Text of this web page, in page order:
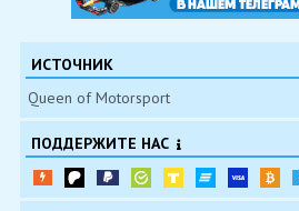
ИСТОЧНИК
Queen of Motorsport
ПОДДЕРЖИТЕ НАС